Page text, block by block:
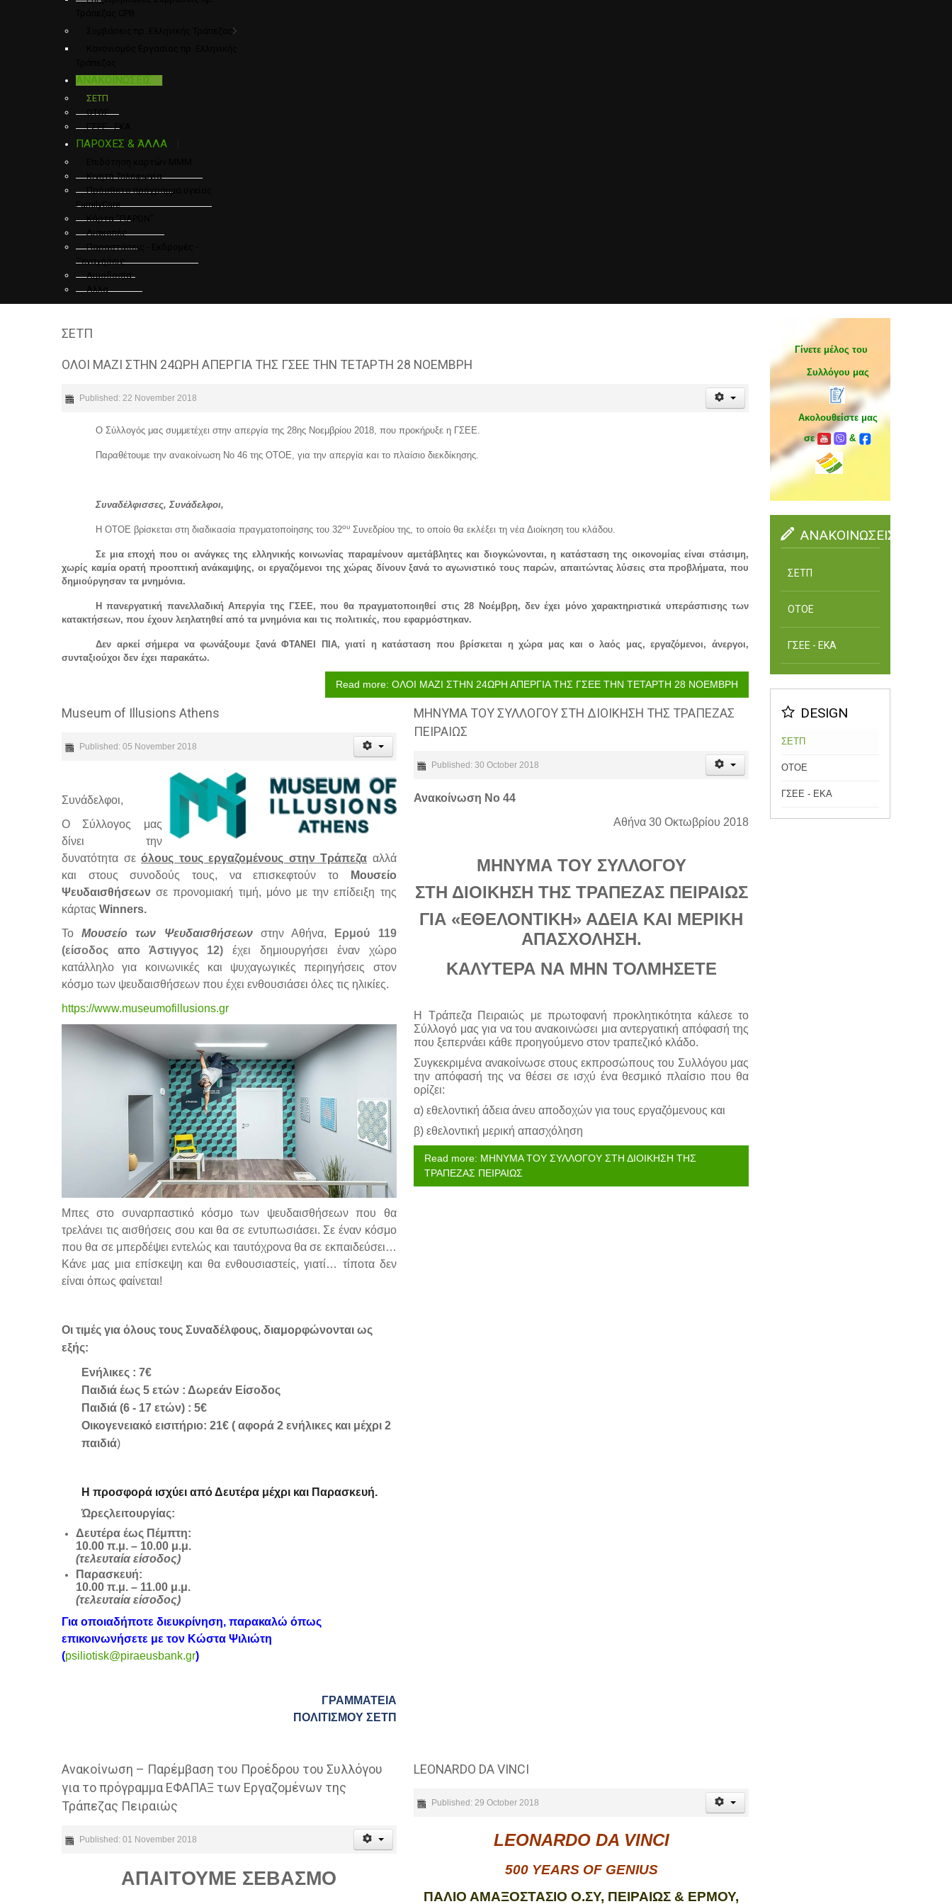
Συμβάσεις πρ. Ελληνικής Τράπεζας
ΑΝΑΚΟΙΝΩΣΕΙΣ
ΣΕΤΠ
ΟΤΟΕ
ΓΣΕΕ - ΕΚΑ
ΠΑΡΟΧΕΣ & ΆΛΛΑ
Κινητή Τηλεφωνία
Πρόσθετο πρόγραμμα υγείας
FamilyCare
Κάρτα "ΠΑΡΟΝ"
Διακοπές
Παραστάσεις - Εκδρομές -
Ξεναγήσεις
Αιμοδοσία
Άλλα
ΣΕΤΠ
ΟΛΟΙ ΜΑΖΙ ΣΤΗΝ 24ΩΡΗ ΑΠΕΡΓΙΑ ΤΗΣ ΓΣΕΕ ΤΗΝ ΤΕΤΑΡΤΗ 28 ΝΟΕΜΒΡΗ
Published: 22 November 2018
Ο Σύλλογός μας συμμετέχει στην απεργία της 28ης Νοεμβρίου 2018, που προκήρυξε η ΓΣΕΕ.
Παραθέτουμε την ανακοίνωση Νο 46 της ΟΤΟΕ, για την απεργία και το πλαίσιο διεκδίκησης.
Συναδέλφισσες, Συνάδελφοι,
Η ΟΤΟΕ βρίσκεται στη διαδικασία πραγματοποίησης του 32ου Συνεδρίου της, το οποίο θα εκλέξει τη νέα Διοίκηση του κλάδου.
Σε μια εποχή που οι ανάγκες της ελληνικής κοινωνίας παραμένουν αμετάβλητες και διογκώνονται, η κατάσταση της οικονομίας είναι στάσιμη,
χωρίς καμία ορατή προοπτική ανάκαμψης, οι εργαζόμενοι της χώρας δίνουν ξανά το αγωνιστικό τους παρών, απαιτώντας λύσεις στα προβλήματα, που
δημιούργησαν τα μνημόνια.
Η πανεργατική πανελλαδική Απεργία της ΓΣΕΕ, που θα πραγματοποιηθεί στις 28 Νοέμβρη, δεν έχει μόνο χαρακτηριστικά υπεράσπισης των
κατακτήσεων, που έχουν λεηλατηθεί από τα μνημόνια και τις πολιτικές, που εφαρμόστηκαν.
Δεν αρκεί σήμερα να φωνάξουμε ξανά ΦΤΑΝΕΙ ΠΙΑ, γιατί η κατάσταση που βρίσκεται η χώρα μας και ο λαός μας, εργαζόμενοι, άνεργοι,
συνταξιούχοι δεν έχει παρακάτω.
Read more: ΟΛΟΙ ΜΑΖΙ ΣΤΗΝ 24ΩΡΗ ΑΠΕΡΓΙΑ ΤΗΣ ΓΣΕΕ ΤΗΝ ΤΕΤΑΡΤΗ 28 ΝΟΕΜΒΡΗ
Museum of Illusions Athens
Published: 05 November 2018
Συνάδελφοι,
Ο Σύλλογος μας
δίνει την
δυνατότητα σεόλους τους εργαζομένους στην Τράπεζα αλλά
και στους συνοδούς τους, να επισκεφτούν το
Μουσείο
Ψευδαισθήσεων σε προνομιακή τιμή, μόνο με την επίδειξη της
κάρτας Winners.
ΤοΜουσείο των Ψευδαισθήσεωνστην Αθήνα,
Ερμού 119
(είσοδος απο Άστιγγος 12)έχει δημιουργήσει έναν χώρο
κατάλληλο για κοινωνικές και ψυχαγωγικές περιηγήσεις στον
κόσμο των ψευδαισθήσεων που έχει ενθουσιάσει όλες τις ηλικίες.
https://www.museumofillusions.gr
Μπες στο συναρπαστικό κόσμο των ψευδαισθήσεων που θα
τρελάνει τις αισθήσεις σου και θα σε εντυπωσιάσει. Σε έναν κόσμο
που θα σε μπερδέψει εντελώς και ταυτόχρονα θα σε εκπαιδεύσει…
Κάνε μας μια επίσκεψη και θα ενθουσιαστείς, γιατί… τίποτα δεν
είναι όπως φαίνεται!
Οι τιμές για όλους τους Συναδέλφους, διαμορφώνονται ως
εξής:
Ενήλικες : 7€
Παιδιά έως 5 ετών : Δωρεάν Είσοδος
Παιδιά (6 - 17 ετών) : 5€
Οικογενειακό εισιτήριο: 21€ ( αφορά 2 ενήλικες και μέχρι 2
παιδιά)
Η προσφορά ισχύει από Δευτέρα μέχρι και Παρασκευή.
Ώρεςλειτουργίας:
Δευτέρα έως Πέμπτη:
10.00 π.μ. – 10.00 μ.μ.
(τελευταία είσοδος)
Παρασκευή:
10.00 π.μ. – 11.00 μ.μ.
(τελευταία είσοδος)
Για οποιαδήποτε διευκρίνηση, παρακαλώ όπως
επικοινωνήσετε με τον Κώστα Ψιλιώτη
(psiliotisk@piraeusbank.gr)
ΓΡΑΜΜΑΤΕΙΑ
ΠΟΛΙΤΙΣΜΟΥ ΣΕΤΠ
ΜΗΝΥΜΑ ΤΟΥ ΣΥΛΛΟΓΟΥ ΣΤΗ ΔΙΟΙΚΗΣΗ ΤΗΣ ΤΡΑΠΕΖΑΣ
ΠΕΙΡΑΙΩΣ
Published: 30 October 2018
Ανακοίνωση Νο 44
Αθήνα 30 Οκτωβρίου 2018
ΜΗΝΥΜΑ ΤΟΥ ΣΥΛΛΟΓΟΥ
ΣΤΗ ΔΙΟΙΚΗΣΗ ΤΗΣ ΤΡΑΠΕΖΑΣ ΠΕΙΡΑΙΩΣ
ΓΙΑ «ΕΘΕΛΟΝΤΙΚΗ» ΑΔΕΙΑ ΚΑΙ ΜΕΡΙΚΗ
ΑΠΑΣΧΟΛΗΣΗ.
ΚΑΛΥΤΕΡΑ ΝΑ ΜΗΝ ΤΟΛΜΗΣΕΤΕ
Η Τράπεζα Πειραιώς με πρωτοφανή προκλητικότητα κάλεσε το
Σύλλογό μας για να του ανακοινώσει μια αντεργατική απόφασή της
που ξεπερνάει κάθε προηγούμενο στον τραπεζικό κλάδο.
Συγκεκριμένα ανακοίνωσε στους εκπροσώπους του Συλλόγου μας
την απόφασή της να θέσει σε ισχύ ένα θεσμικό πλαίσιο που θα
ορίζει:
α) εθελοντική άδεια άνευ αποδοχών για τους εργαζόμενους και
β) εθελοντική μερική απασχόληση
Read more: ΜΗΝΥΜΑ ΤΟΥ ΣΥΛΛΟΓΟΥ ΣΤΗ ΔΙΟΙΚΗΣΗ ΤΗΣ
ΤΡΑΠΕΖΑΣ ΠΕΙΡΑΙΩΣ
Ανακοίνωση – Παρέμβαση του Προέδρου του Συλλόγου
για το πρόγραμμα ΕΦΑΠΑΞ των Εργαζομένων της
Τράπεζας Πειραιώς
Published: 01 November 2018
ΑΠΑΙΤΟΥΜΕ ΣΕΒΑΣΜΟ
LEONARDO DA VINCI
Published: 29 October 2018
LEONARDO DA VINCI
500 YEARS OF GENIUS
ΠΑΛΙΟ ΑΜΑΞΟΣΤΑΣΙΟ Ο.ΣΥ, ΠΕΙΡΑΙΩΣ & ΕΡΜΟΥ,
Γίνετε μέλος του
Συλλόγου μας
Ακολουθείστε μας
σε
&
ΑΝΑΚΟΙΝΩΣΕΙΣ
ΣΕΤΠ
ΟΤΟΕ
ΓΣΕΕ - ΕΚΑ
DESIGN
ΣΕΤΠ
ΟΤΟΕ
ΓΣΕΕ - ΕΚΑ